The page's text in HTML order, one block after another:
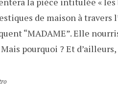
de maison à travers
“MADAME”. Elle
pourquoi ? Et